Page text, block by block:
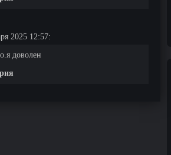
2025 12:57:
доволен